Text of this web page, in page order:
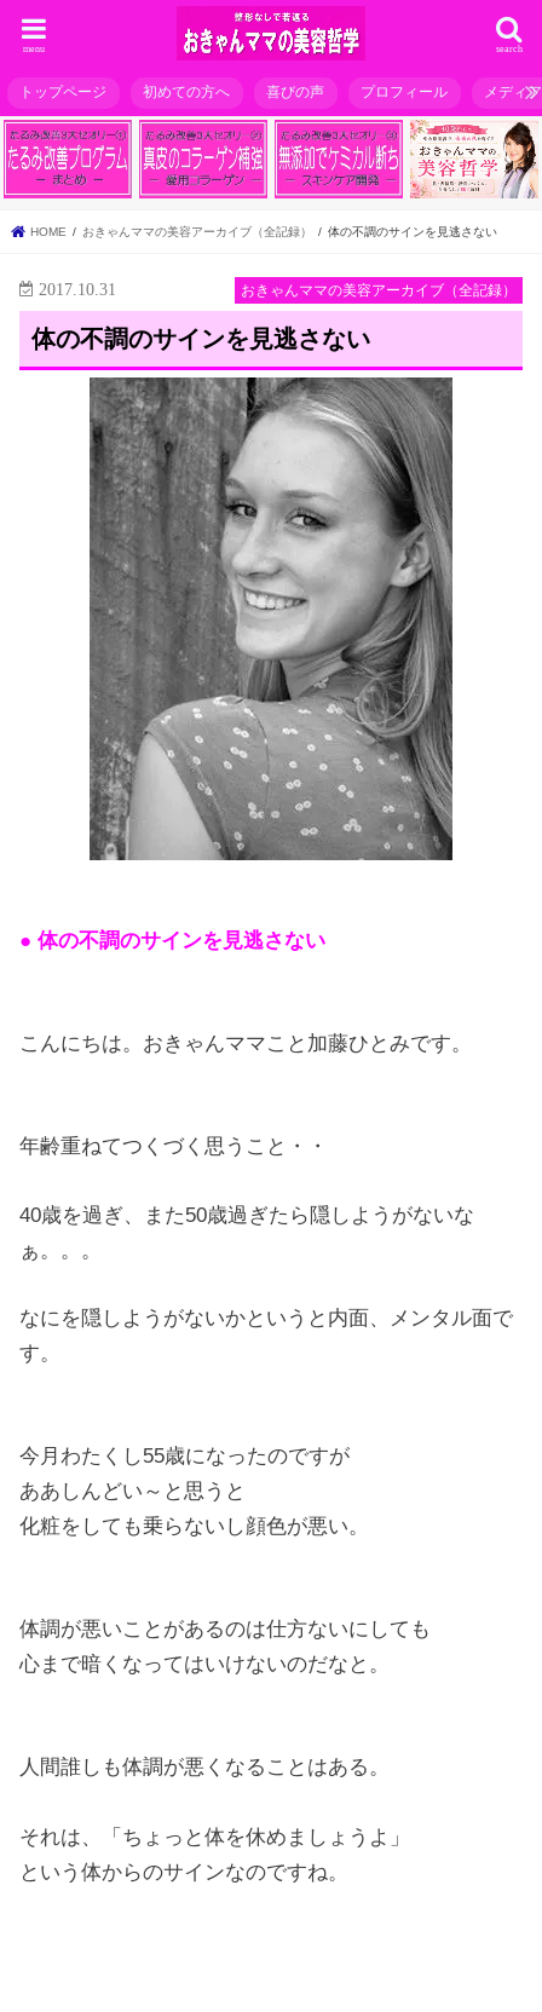
search
menu
トップページ 初めての方へ 喜びの声 プロフィール メディ
HOME おきゃんママの美容アーカイブ（全記録） 体の不調のサインを見逃さない
おきゃんママの美容アーカイブ（全記録）
2017.10.31
体の不調のサインを見逃さない
● 体の不調のサインを見逃さない
こんにちは。おきゃんママこと加藤ひとみです。
年齢重ねてつくづく思うこと・・
40歳を過ぎ、また50歳過ぎたら隠しようがないな
ぁ。。。
なにを隠しようがないかというと内面、メンタル面で
す。
今月わたくし55歳になったのですが
ああしんどい～と思うと
化粧をしても乗らないし顔色が悪い。
体調が悪いことがあるのは仕方ないにしても
心まで暗くなってはいけないのだなと。
人間誰しも体調が悪くなることはある。
それは、「ちょっと体を休めましょうよ」
という体からのサインなのですね。